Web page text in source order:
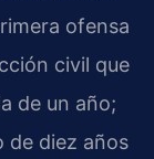
ofensa
civil que
de un año;
de diez años